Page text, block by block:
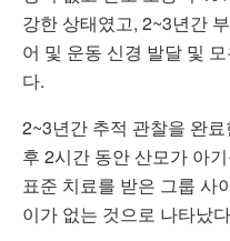
강한 상태였고, 2~3년간
어 및 운동 신경 발달 및
다.
2~3년간 추적 관찰을 완
후 2시간 동안 산모가 아
표준 치료를 받은 그룹 사
이가 없는 것으로 나타났